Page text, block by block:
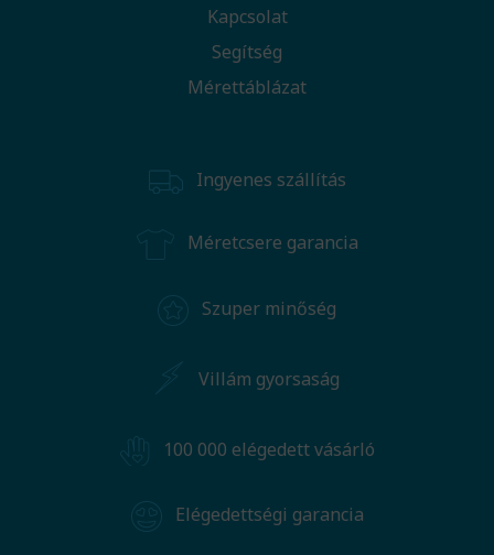
Kapcsolat
Segítség
Mérettáblázat
Ingyenes szállítás
Méretcsere garancia
Szuper minőség
Villám gyorsaság
100 000 elégedett vásárló
Elégedettségi garancia